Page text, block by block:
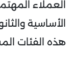
العملاء
الأساسية
هذه الفئات